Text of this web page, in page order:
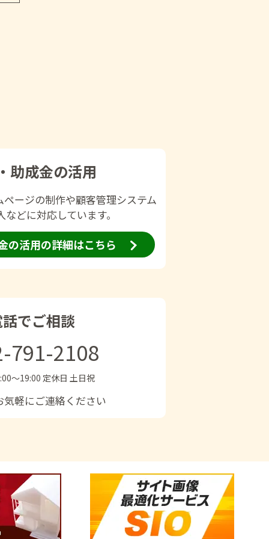
助成金の活用
ージの制作や顧客管理システム
どに対応しています。
の活用の詳細はこちら
でご相談
791-2108
〜19:00 定休日 土日祝
気軽にご連絡ください